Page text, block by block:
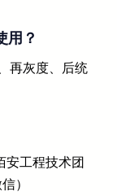
用？
再灰度、后统
安工程技术团
）